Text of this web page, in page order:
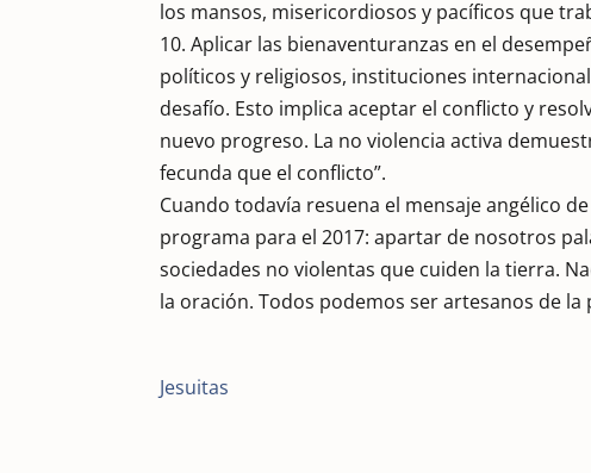
los mansos, misericordiosos y pacíficos que
10. Aplicar las bienaventuranzas en el
políticos y religiosos, instituciones
desafío. Esto implica aceptar el conflicto y
nuevo progreso. La no violencia activa
fecunda que el conflicto”.
Cuando todavía resuena el mensaje angélico
programa para el 2017: apartar de nosotros
sociedades no violentas que cuiden la tierra.
la oración. Todos podemos ser artesanos de la
Jesuitas